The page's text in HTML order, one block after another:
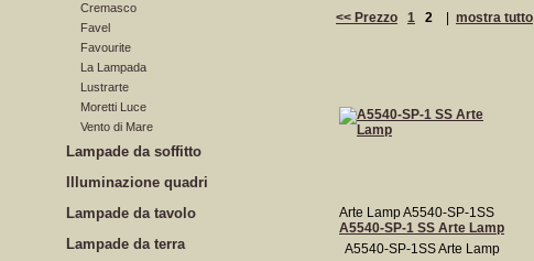
Cremasco
Favel
Favourite
La Lampada
Lustrarte
Moretti Luce
Vento di Mare
Lampade da soffitto
Illuminazione quadri
Lampade da tavolo
Lampade da terra
<< Prezzo
1 2 mostra tutto
Arte Lamp A5540-SP-1SS
A5540-SP-1 SS Arte Lamp
A5540-SP-1SS Arte Lamp